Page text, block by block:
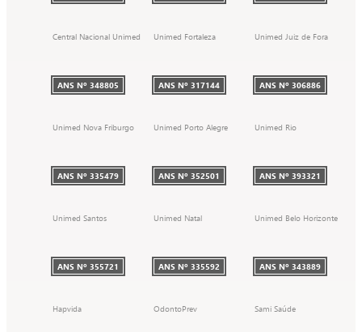
Central Nacional Unimed
ANS Nº 348805
Unimed Fortaleza
ANS Nº 317144
Unimed Juiz de Fora
ANS Nº 306886
Unimed Nova Friburgo
ANS Nº 335479
Unimed Porto Alegre
ANS Nº 352501
Unimed Rio
ANS Nº 393321
Unimed Santos
ANS Nº 355721
Unimed Natal
ANS Nº 335592
Unimed Belo Horizonte
ANS Nº 343889
Hapvida OdontoPrev Sami Saúde